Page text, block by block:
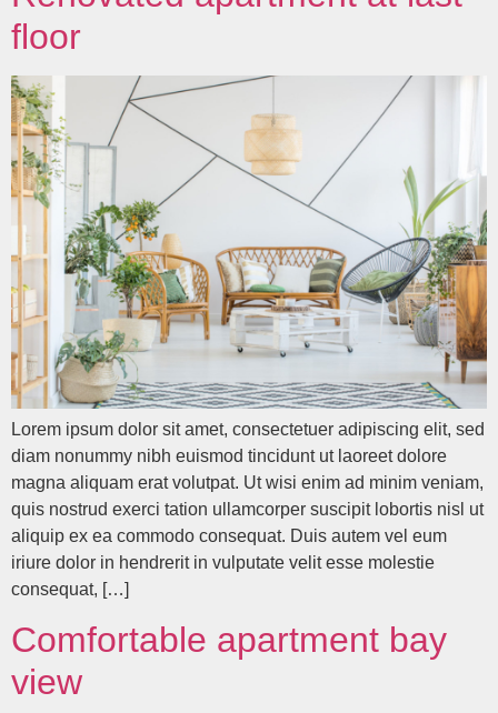
floor
Lorem ipsum dolor sit amet, consectetuer adipiscing elit, sed
diam nonummy nibh euismod tincidunt ut laoreet dolore
magna aliquam erat volutpat. Ut wisi enim ad minim veniam,
quis nostrud exerci tation ullamcorper suscipit lobortis nisl ut
aliquip ex ea commodo consequat. Duis autem vel eum
iriure dolor in hendrerit in vulputate velit esse molestie
consequat, […]
Comfortable apartment bay
view